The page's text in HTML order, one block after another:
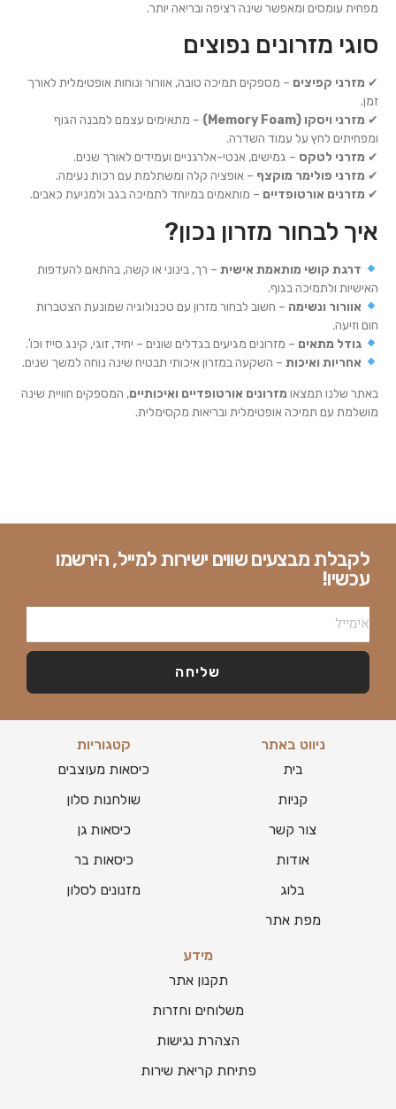
מפחית עומסים ומאפשר שינה רציפה ובריאה יותר.
סוגי מזרונים נפוצים
✔ מזרני קפיצים – מספקים תמיכה טובה, אוורור ונוחות אופטימלית לאורך
זמן.
✔ מזרני ויסקו (Memory Foam)
– מתאימים עצמם למבנה הגוף
ומפחיתים לחץ על עמוד השדרה.
✔ מזרני לטקס – גמישים, אנטי-אלרגניים ועמידים לאורך שנים.
✔ מזרני פולימר מוקצף – אופציה קלה ומשתלמת עם רכות נעימה.
✔ מזרנים אורטופדיים – מותאמים במיוחד לתמיכה בגב ולמניעת כאבים.
איך לבחור מזרון נכון?
דרגת קושי מותאמת אישית– רך, בינוני או קשה, בהתאם להעדפות
האישיות ולתמיכה בגוף.
אוורור ונשימה – חשוב לבחור מזרון עם טכנולוגיה שמונעת הצטברות
חום וזיעה.
גודל מתאים – מזרונים מגיעים בגדלים שונים – יחיד, זוגי, קינג סייז וכו'.
אחריות ואיכות– השקעה במזרון איכותי תבטיח שינה נוחה למשך שנים.
באתר שלנו תמצאו מזרונים אורטופדיים ואיכותיים, המספקים חוויית שינה
מושלמת עם תמיכה אופטימלית ובריאות מקסימלית.
לקבלת מבצעים שווים ישירות למייל, הירשמו
עכשיו!
שליחה
ניווט באתר
בית
קניות
צור קשר
אודות
בלוג
מפת אתר
קטגוריות
כיסאות מעוצבים
שולחנות סלון
כיסאות גן
כיסאות בר
מזנונים לסלון
מידע
תקנון אתר
משלוחים וחזרות
הצהרת נגישות
פתיחת קריאת שירות